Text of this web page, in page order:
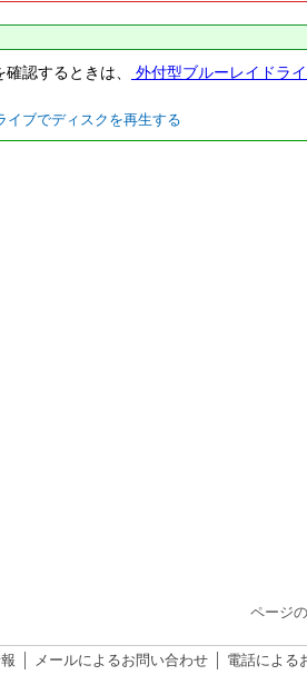
認するときは、
外付型ブルーレイドラ
イブでディスクを再生する
ページ
メールによるお問い合わせ 電話による